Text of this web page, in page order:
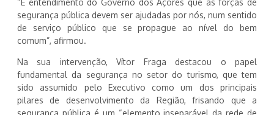
“É entendimento do Governo dos Açores que as forças de
segurança pública devem ser ajudadas por nós, num sentido
de serviço público que se propague ao nível do bem
comum”, afirmou.
Na sua intervenção, Vítor Fraga destacou o papel
fundamental da segurança no setor do turismo, que tem
sido assumido pelo Executivo como um dos principais
pilares de desenvolvimento da Região, frisando que a